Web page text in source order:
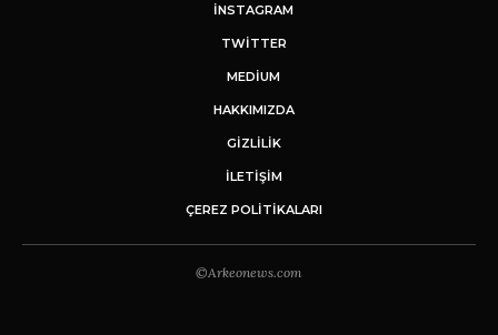
INSTAGRAM
TWITTER
MEDIUM
HAKKIMIZDA
GİZLİLİK
İLETIŞIM
ÇEREZ POLITIKALARI
©Arkeonews.com